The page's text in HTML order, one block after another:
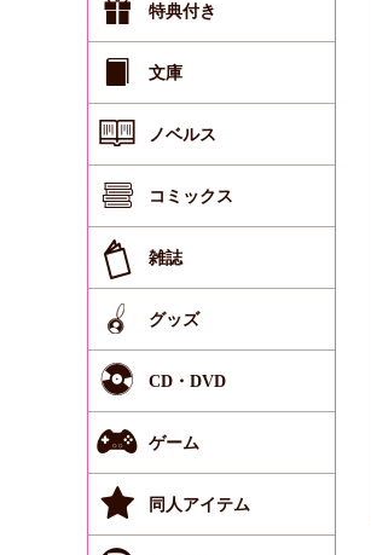
特典付き
文庫
ノベルス
コミックス
雑誌
グッズ
CD・DVD
ゲーム
同人アイテム